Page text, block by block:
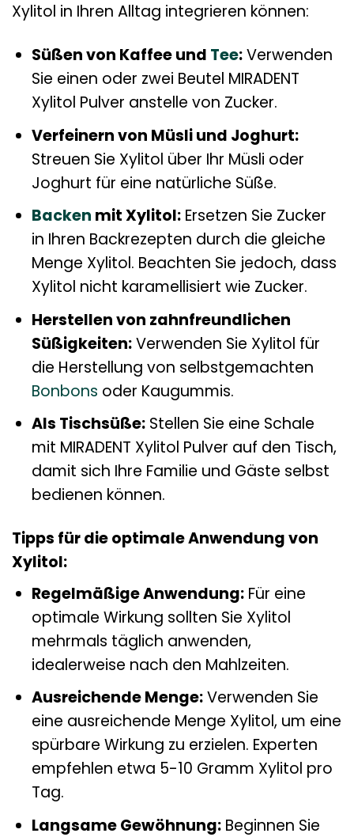
Xylitol in Ihren Alltag integrieren können:
Süßen von Kaffee und Tee:Verwenden
Sie einen oder zwei Beutel MIRADENT
Xylitol Pulver anstelle von Zucker.
Verfeinern von Müsli und Joghurt:
Streuen Sie Xylitol über Ihr Müsli oder
Joghurt für eine natürliche Süße.
Backen mit Xylitol:Ersetzen Sie Zucker
in Ihren Backrezepten durch die gleiche
Menge Xylitol. Beachten Sie jedoch, dass
Xylitol nicht karamellisiert wie Zucker.
Herstellen von zahnfreundlichen
Süßigkeiten:Verwenden Sie Xylitol für
die Herstellung von selbstgemachten
Bonbons oder Kaugummis.
Als Tischsüße:Stellen Sie eine Schale
mit MIRADENT Xylitol Pulver auf den Tisch,
damit sich Ihre Familie und Gäste selbst
bedienen können.
Tipps für die optimale Anwendung von
Xylitol:
Regelmäßige Anwendung:Für eine
optimale Wirkung sollten Sie Xylitol
mehrmals täglich anwenden,
idealerweise nach den Mahlzeiten.
Ausreichende Menge:Verwenden Sie
eine ausreichende Menge Xylitol, um eine
spürbare Wirkung zu erzielen. Experten
empfehlen etwa 5-10 Gramm Xylitol pro
Tag.
Langsame Gewöhnung:Beginnen Sie